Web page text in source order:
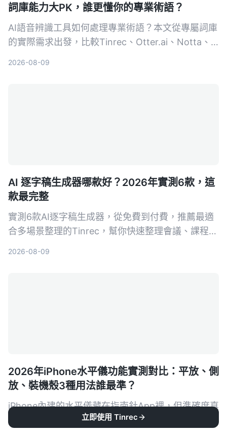
詞庫能力大PK，誰更懂你的專業術語？
AI語音辨識工具如何處理專業術語？本文從專屬詞庫
的實際需求出發，比較Tinrec、Otter.ai、Notta、
2026-08-09
AI 逐字稿生成器哪款好？2026年實測6款，這
款最完整
實測6款AI逐字稿生成器，從免費到付費，推薦最適
合多場景整理的Tinrec，幫你快速整理會議、課程、
2026-08-09
2026年iPhone水平儀功能實測對比：平放、側
放、裝機殼3種用法誰最準？
iPhone內建的水平儀藏在指南針App裡，但準確度真
的能取代傳統水平儀嗎？本文實測3種常見用法，從
立即使用 Tinrec